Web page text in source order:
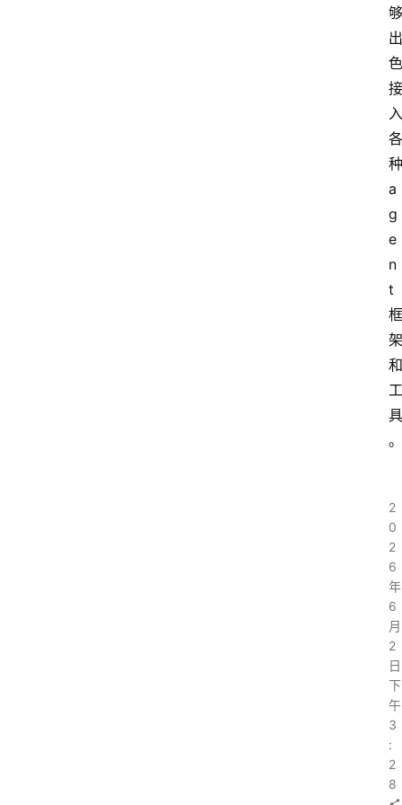
够
出
色
接
入
各
种
a
g
e
n
t
框
架
和
工
具
。
2
0
2
6
年
6
月
2
日
下
午
3
:
2
8